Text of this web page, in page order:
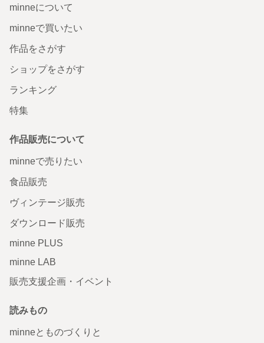
minneについて
minneで買いたい
作品をさがす
ショップをさがす
ランキング
特集
作品販売について
minneで売りたい
食品販売
ヴィンテージ販売
ダウンロード販売
minne PLUS
minne LAB
販売支援企画・イベント
読みもの
minneとものづくりと